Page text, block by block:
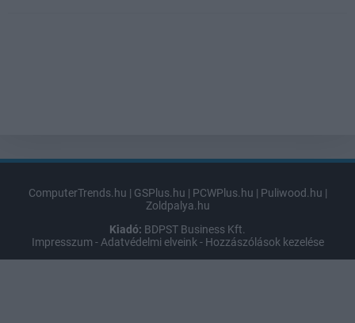
ComputerTrends.hu | GSPlus.hu | PCWPlus.hu | Puliwood.hu |
Zoldpalya.hu
Kiadó: BDPST Business Kft.
Impresszum - Adatvédelmi elveink - Hozzászólások kezelése